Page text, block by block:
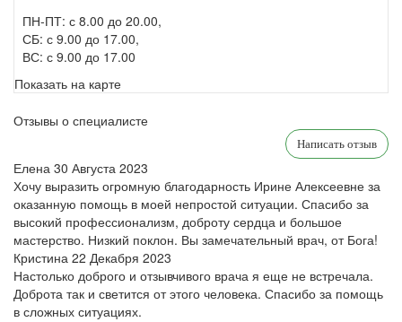
ПН-ПТ: с 8.00 до 20.00,
СБ: с 9.00 до 17.00,
ВС: с 9.00 до 17.00
Показать на карте
Отзывы о специалисте
Написать отзыв
Елена 30 Августа 2023
Хочу выразить огромную благодарность Ирине Алексеевне за
оказанную помощь в моей непростой ситуации. Спасибо за
высокий профессионализм, доброту сердца и большое
мастерство. Низкий поклон. Вы замечательный врач, от Бога!
Кристина 22 Декабря 2023
Настолько доброго и отзывчивого врача я еще не встречала.
Доброта так и светится от этого человека. Спасибо за помощь
в сложных ситуациях.